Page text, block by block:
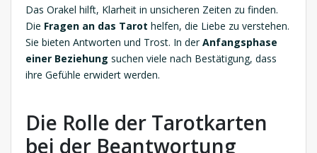
Das Orakel hilft, Klarheit in unsicheren Zeiten zu finden.
Die Fragen an das Tarot helfen, die Liebe zu verstehen.
Sie bieten Antworten und Trost. In derAnfangsphase
einer Beziehung suchen viele nach Bestätigung, dass
ihre Gefühle erwidert werden.
Die Rolle der Tarotkarten
bei der Beantwortung